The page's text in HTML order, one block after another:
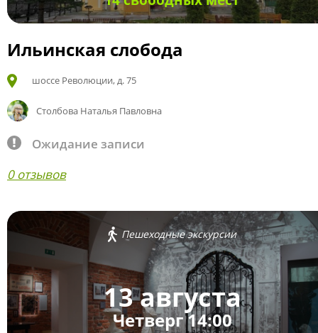
Ильинская слобода
шоссе Революции, д. 75
Столбова Наталья Павловна
Ожидание записи
0 отзывов
Пешеходные экскурсии
13 августа
Четверг 14:00